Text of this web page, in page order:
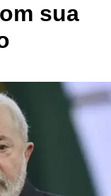
sua